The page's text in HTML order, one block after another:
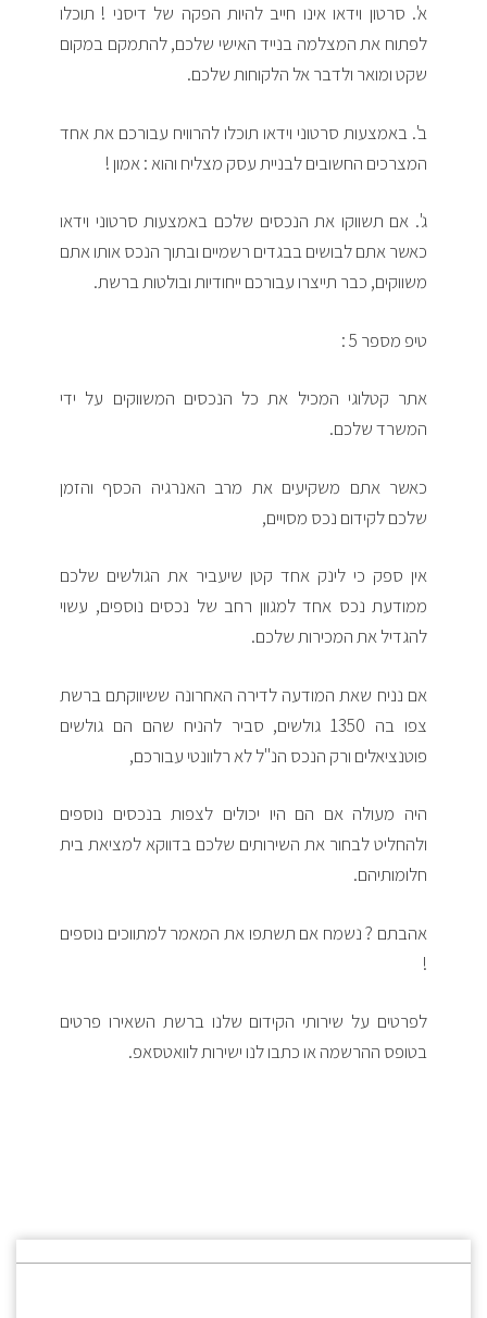
א'. סרטון וידאו אינו חייב להיות הפקה של דיסני ! תוכלו
לפתוח את המצלמה בנייד האישי שלכם, להתמקם במקום
שקט ומואר ולדבר אל הלקוחות שלכם.
ב'. באמצעות סרטוני וידאו תוכלו להרוויח עבורכם את אחד
המצרכים החשובים לבניית עסק מצליח והוא : אמון !
ג'. אם תשווקו את הנכסים שלכם באמצעות סרטוני וידאו
כאשר אתם לבושים בבגדים רשמיים ובתוך הנכס אותו אתם
משווקים, כבר תייצרו עבורכם ייחודיות ובולטות ברשת.
טיפ מספר 5 :
אתר קטלוגי המכיל את כל הנכסים המשווקים על ידי
המשרד שלכם.
כאשר אתם משקיעים את מרב האנרגיה הכסף והזמן
שלכם לקידום נכס מסויים,
אין ספק כי לינק אחד קטן שיעביר את הגולשים שלכם
ממודעת נכס אחד למגוון רחב של נכסים נוספים, עשוי
להגדיל את המכירות שלכם.
אם נניח שאת המודעה לדירה האחרונה ששיווקתם ברשת
צפו בה 1350 גולשים, סביר להניח שהם הם גולשים
פוטנציאלים ורק הנכס הנ"ל לא רלוונטי עבורכם,
היה מעולה אם הם היו יכולים לצפות בנכסים נוספים
ולהחליט לבחור את השירותים שלכם בדווקא למציאת בית
חלומותיהם.
אהבתם ? נשמח אם תשתפו את המאמר למתווכים נוספים
!
לפרטים על שירותי הקידום שלנו ברשת השאירו פרטים
בטופס ההרשמה או כתבו לנו ישירות לוואטסאפ.